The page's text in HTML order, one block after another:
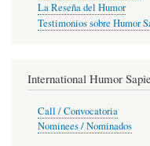
La Reseña del Humor
Testimonios sobre Humor
International Humor
Call / Convocatoria
Nominees / Nominados